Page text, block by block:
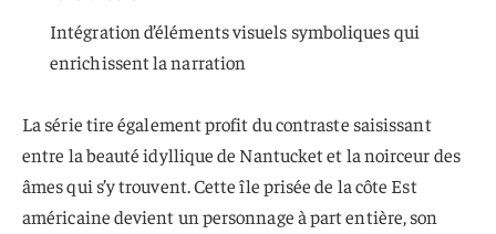
Intégration d’éléments visuels symboliques qui
enrichissent la narration
La série tire également profit du contraste saisissant
entre la beauté idyllique de Nantucket et la noirceur des
âmes qui s’y trouvent. Cette île prisée de la côte Est
américaine devient un personnage à part entière, son